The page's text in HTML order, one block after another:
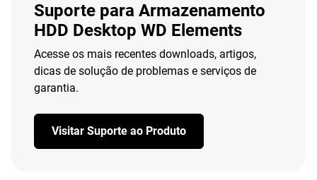
Suporte para Armazenamento
HDD Desktop WD Elements
Acesse os mais recentes downloads, artigos,
dicas de solução de problemas e serviços de
garantia.
Visitar Suporte ao Produto